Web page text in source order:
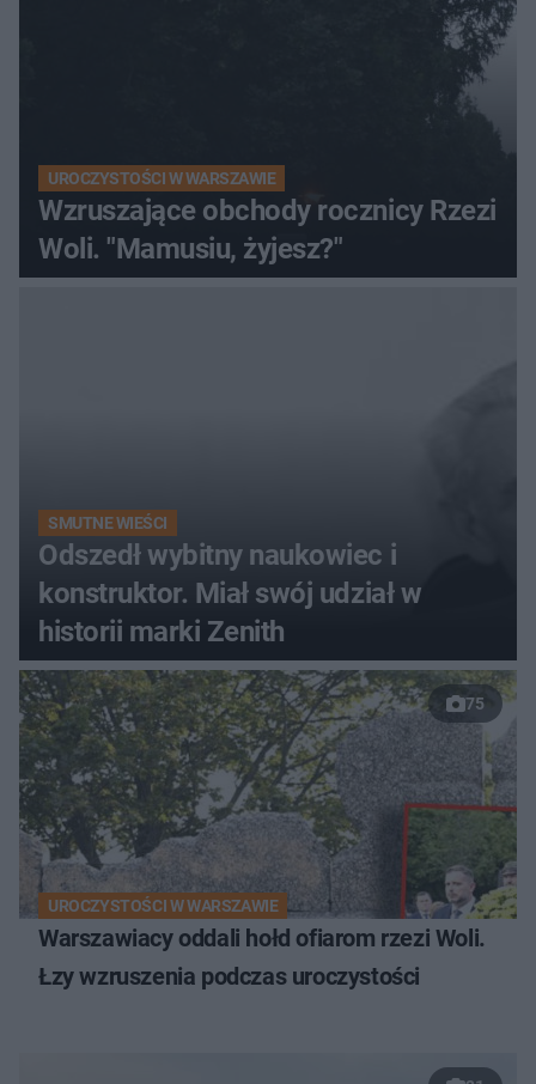
UROCZYSTOŚCI W WARSZAWIE
Wzruszające obchody rocznicy Rzezi
Woli. "Mamusiu, żyjesz?"
SMUTNE WIEŚCI
Odszedł wybitny naukowiec i
konstruktor. Miał swój udział w
historii marki Zenith
75
UROCZYSTOŚCI W WARSZAWIE
Warszawiacy oddali hołd ofiarom rzezi Woli.
Łzy wzruszenia podczas uroczystości